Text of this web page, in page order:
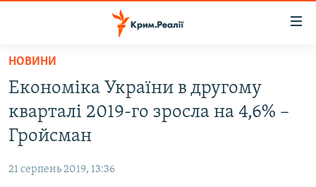
Перейти
основного
матеріалу
Перейти
до
основної
навігації
ВІДЕО ТА ФОТО
БЛОГИ
НОВИНИ
Економіка України в другому
кварталі 2019-го зросла на 4,6% –
Гройсман
21 серпень 2019, 13:36